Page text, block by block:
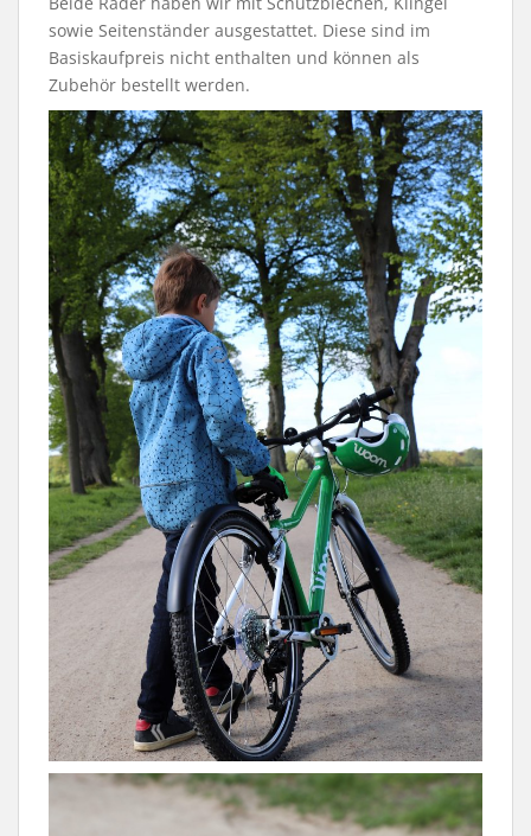
sowie Seitenständer ausgestattet. Diese sind im
Basiskaufpreis nicht enthalten und können als
Zubehör bestellt werden.